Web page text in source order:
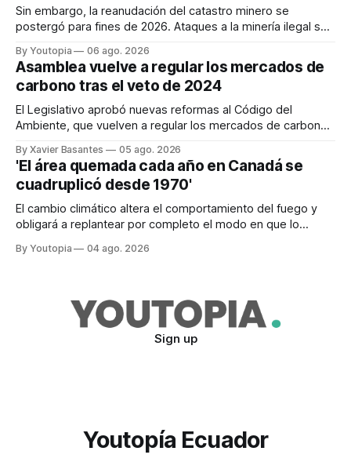
Sin embargo, la reanudación del catastro minero se
postergó para fines de 2026. Ataques a la minería ilegal se
By Youtopia 06 ago. 2026
Asamblea vuelve a regular los mercados de
carbono tras el veto de 2024
El Legislativo aprobó nuevas reformas al Código del
Ambiente, que vuelven a regular los mercados de carbono,
By Xavier Basantes 05 ago. 2026
'El área quemada cada año en Canadá se
cuadruplicó desde 1970'
El cambio climático altera el comportamiento del fuego y
obligará a replantear por completo el modo en que lo
By Youtopia 04 ago. 2026
Sign up
Youtopía Ecuador